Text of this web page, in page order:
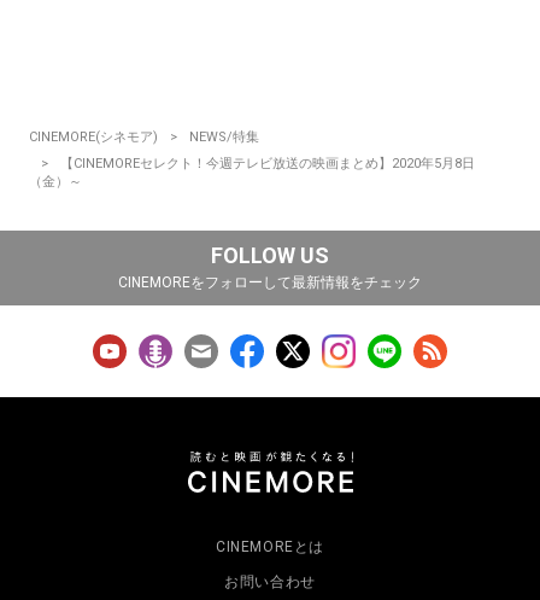
CINEMORE(シネモア)
NEWS/特集
【CINEMOREセレクト！今週テレビ放送の映画まとめ】2020年5月8日
（金）～
FOLLOW US
CINEMOREをフォローして最新情報をチェック
CINEMOREとは
お問い合わせ